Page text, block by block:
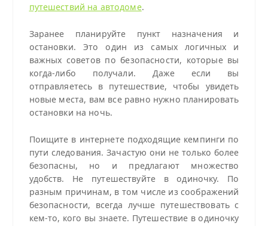
путешествий на автодоме.
Заранее планируйте пункт назначения и
остановки. Это один из самых логичных и
важных советов по безопасности, которые вы
когда-либо получали. Даже если вы
отправляетесь в путешествие, чтобы увидеть
новые места, вам все равно нужно планировать
остановки на ночь.
Поищите в интернете подходящие кемпинги по
пути следования. Зачастую они не только более
безопасны, но и предлагают множество
удобств. Не путешествуйте в одиночку. По
разным причинам, в том числе из соображений
безопасности, всегда лучше путешествовать с
кем-то, кого вы знаете. Путешествие в одиночку